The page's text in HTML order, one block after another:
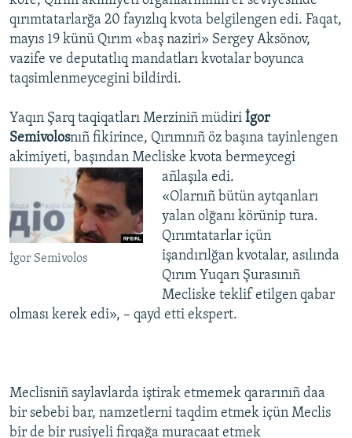
qırımtatarlarğa 20 fayızlıq kvota belgilengen edi. Faqat,
mayıs 19 künü Qırım «baş naziri» Sergey Aksönov,
vazife ve deputatlıq mandatları kvotalar boyunca
taqsimlenmeycegini bildirdi.
Yaqın Şarq taqiqatları Merziniñ müdiri İgor
Semivolosnıñ fikirince, Qırımnıñ öz başına tayinlengen
akimiyeti, başından Mecliske kvota bermeycegi
añlaşıla edi.
İgor Semivolos
«Olarnıñ bütün aytqanları
yalan olğanı körünip tura.
Qırımtatarlar içün
işandırılğan kvotalar, asılında
Qırım Yuqarı Şurasınıñ
Mecliske teklif etilgen qabar
olması kerek edi», – qayd etti ekspert.
Meclisniñ saylavlarda iştirak etmemek qararınıñ daa
bir sebebi bar, namzetlerni taqdim etmek içün Meclis
bir de bir rusiyeli firqağa muracaat etmek